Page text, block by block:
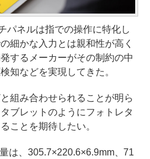
パネルは指での操作に特化し
細かな入力とは親和性が高く
するメーカーがその制約の中
知などを実現してきた。
組み合わせられることが明ら
ブレットのようにフォトレタ
ことを期待したい。
は、305.7×220.6×6.9mm、71